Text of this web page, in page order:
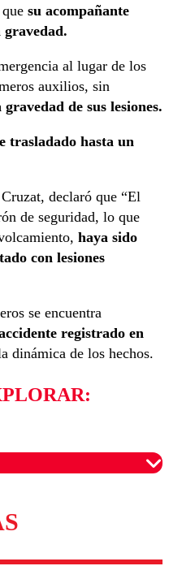
su acompañante
gravedad.
al lugar de los
auxilios, sin
de sus lesiones.
trasladado hasta un
declaró que “El
de seguridad, lo que
haya sido
con lesiones
se encuentra
registrado en
dinámica de los hechos.
para garantizar un